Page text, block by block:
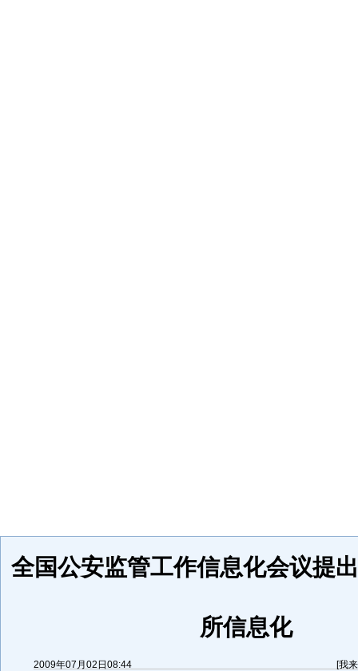
全国公安监管工作信息化会议提
所信息化
2009年07月02日08:44 [我